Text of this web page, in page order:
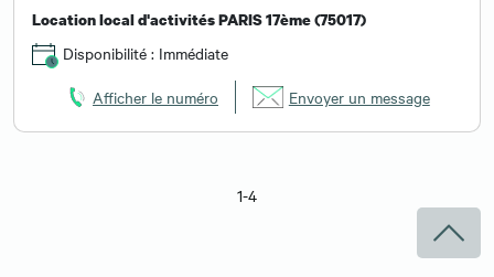
Location local d'activités PARIS 17ème (75017)
Disponibilité : Immédiate
Afficher le numéro Envoyer un message
1-4